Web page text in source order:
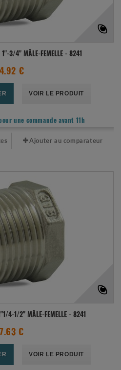
1"-3/4" MÂLE-FEMELLE - 8241
4.92 €
VOIR LE PRODUIT
une commande avant 11h
Ajouter au comparateur
4-1/2" MÂLE-FEMELLE - 8241
7.63 €
VOIR LE PRODUIT